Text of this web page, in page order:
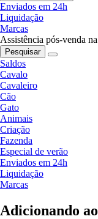
Enviados em 24h
Liquidação
Marcas
Assistência pós-venda
Pesquisar
Saldos
Cavalo
Cavaleiro
Cão
Gato
Animais
Criação
Fazenda
Especial de verão
Enviados em 24h
Liquidação
Marcas
Adicionando